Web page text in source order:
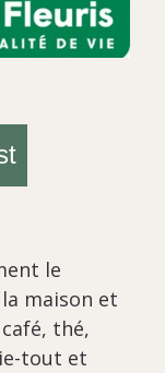
le
maison et
thé,
tout et